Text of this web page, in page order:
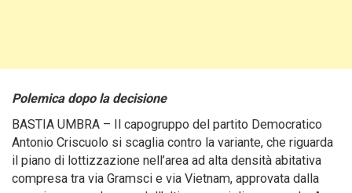
Polemica dopo la decisione
BASTIA UMBRA – Il capogruppo del partito Democratico
Antonio Criscuolo si scaglia contro la variante, che riguarda
il piano di lottizzazione nell’area ad alta densità abitativa
compresa tra via Gramsci e via Vietnam, approvata dalla